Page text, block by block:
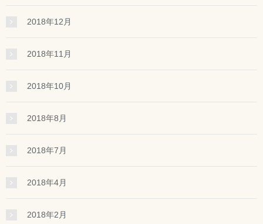
2018年12月
2018年11月
2018年10月
2018年8月
2018年7月
2018年4月
2018年2月